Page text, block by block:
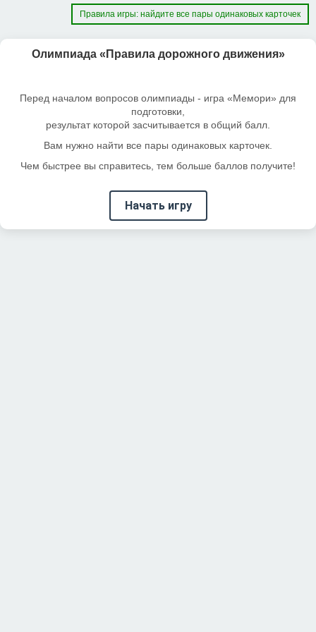
Правила игры: найдите все пары одинаковых карточек
Олимпиада «Правила дорожного движения»
Перед началом вопросов олимпиады - игра «Мемори» для
подготовки,
результат которой засчитывается в общий балл.
Вам нужно найти все пары одинаковых карточек.
Чем быстрее вы справитесь, тем больше баллов получите!
Начать игру